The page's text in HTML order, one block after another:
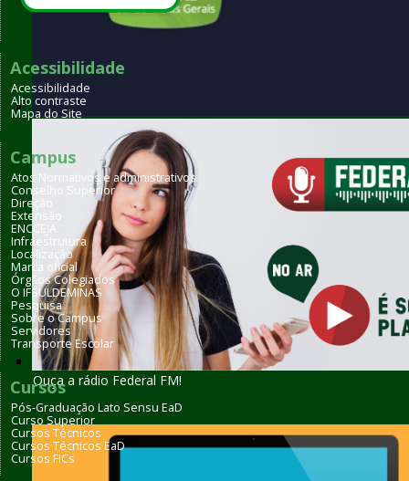
Qual dos nossos cursos combina com você?
Ouça a rádio Federal FM!
Acessibilidade
Acessibilidade
Alto contraste
Mapa do Site
Campus
Atos Normativos e administrativos
Conselho Superior
Direção
Extensão
ENCCEJA
Infraestrutura
Localização
Marca oficial
Órgãos Colegiados
O IFSULDEMINAS
Pesquisa
Sobre o Campus
Servidores
Transporte Escolar
Cursos
Pós-Graduação Lato Sensu EaD
Curso Superior
Cursos Técnicos
Cursos Técnicos EaD
Cursos FICs